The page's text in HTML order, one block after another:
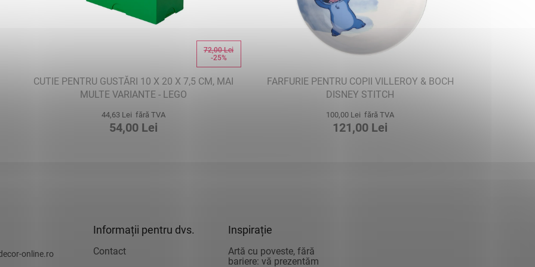
72,00 Lei
-25%
CUTIE PENTRU GUSTĂRI 10 X 20 X 7,5 CM, MAI
MULTE VARIANTE - LEGO
44,63 Lei fără TVA
54,00 Lei
FARFURIE PENTRU COPII VILLEROY & BOCH
DISNEY STITCH
100,00 Lei fără TVA
121,00 Lei
online.ro
Informații pentru dvs.
Contact
Inspirație
Artă cu poveste, fără
bariere: vă prezentăm